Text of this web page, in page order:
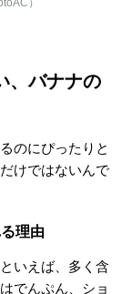
）
、バナナの
のにぴったりと
けではないんで
理由
いえば、多く含
でんぷん、ショ